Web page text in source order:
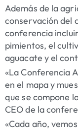
Además de la
conservación del
conferencia
pimientos, el
aguacate y el
«La Conferencia
en el mapa y
que se compone
CEO de la
«Cada año,